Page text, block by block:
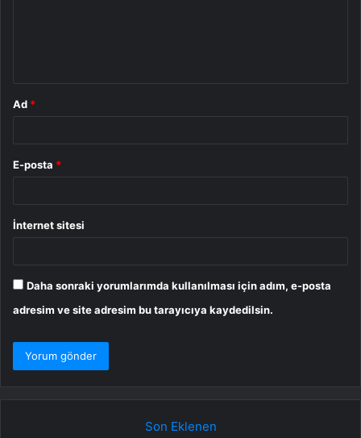
Ad *
E-posta *
İnternet sitesi
Daha sonraki yorumlarımda kullanılması için adım, e-posta
adresim ve site adresim bu tarayıcıya kaydedilsin.
Son Eklenen